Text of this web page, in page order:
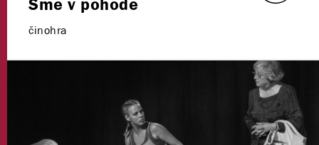
Sme v pohode
činohra